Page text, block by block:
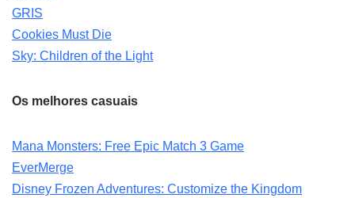
GRIS
Cookies Must Die
Sky: Children of the Light
Os melhores casuais
Mana Monsters: Free Epic Match 3 Game
EverMerge
Disney Frozen Adventures: Customize the Kingdom